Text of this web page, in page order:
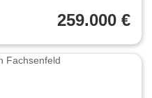
259.000 €